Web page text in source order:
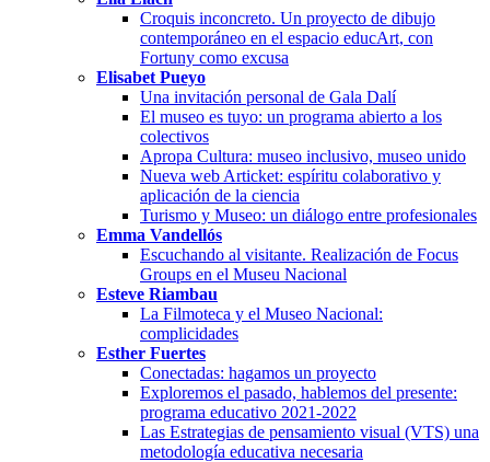
Croquis inconcreto. Un proyecto de dibujo
contemporáneo en el espacio educArt, con
Fortuny como excusa
Elisabet Pueyo
Una invitación personal de Gala Dalí
El museo es tuyo: un programa abierto a los
colectivos
Apropa Cultura: museo inclusivo, museo unido
Nueva web Articket: espíritu colaborativo y
aplicación de la ciencia
Turismo y Museo: un diálogo entre profesionales
Emma Vandellós
Escuchando al visitante. Realización de Focus
Groups en el Museu Nacional
Esteve Riambau
La Filmoteca y el Museo Nacional:
complicidades
Esther Fuertes
Conectadas: hagamos un proyecto
Exploremos el pasado, hablemos del presente:
programa educativo 2021-2022
Las Estrategias de pensamiento visual (VTS) una
metodología educativa necesaria